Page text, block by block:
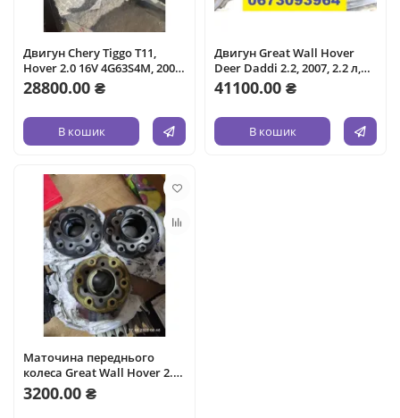
Двигун Chery Tiggo T11,
Hover 2.0 16V 4G63S4M, 2006,
2.0 л, бензин.
28800.00 ₴
В кошик
Двигун Great Wall Hover
Deer Daddi 2.2, 2007, 2.2 л,
дизель.
41100.00 ₴
В кошик
Маточина переднього
колеса Great Wall Hover 2.4
2006-2009 2.4 л бензин.
3200.00 ₴